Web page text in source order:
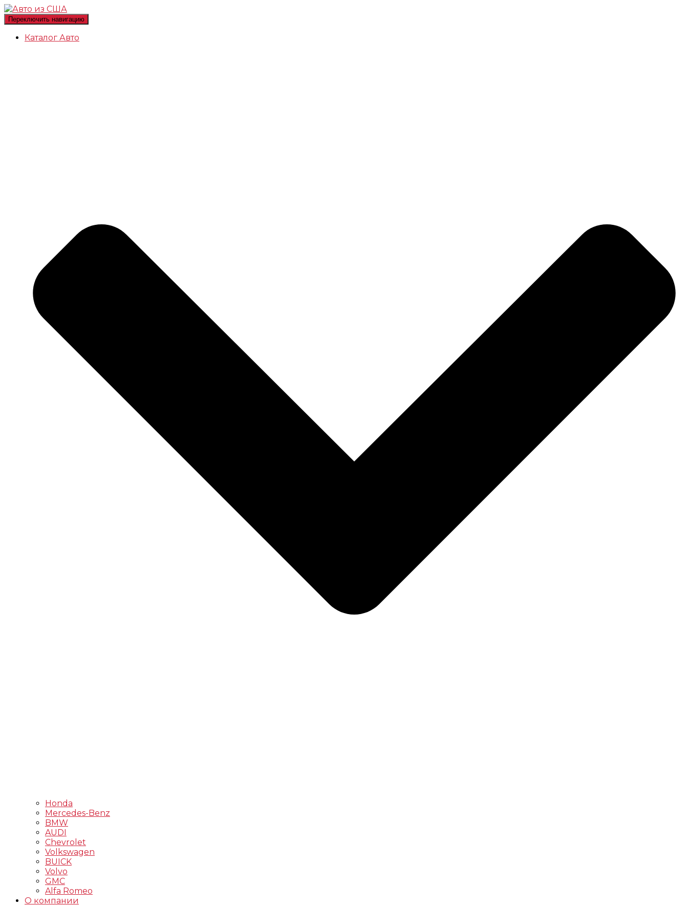
Переключить навигацию
Каталог Авто
Honda
Mercedes-Benz
BMW
AUDI
Chevrolet
Volkswagen
BUICK
Volvo
GMC
Alfa Romeo
О компании